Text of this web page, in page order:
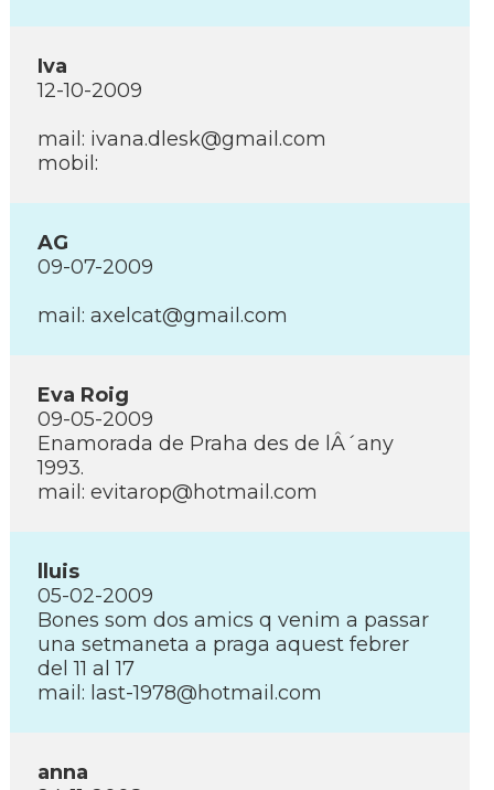
Iva
12-10-2009
mail: ivana.dlesk@gmail.com
mobil:
AG
09-07-2009
mail: axelcat@gmail.com
Eva Roig
09-05-2009
Enamorada de Praha des de lÂ´any
1993.
mail: evitarop@hotmail.com
lluis
05-02-2009
Bones som dos amics q venim a passar
una setmaneta a praga aquest febrer
del 11 al 17
mail: last-1978@hotmail.com
anna